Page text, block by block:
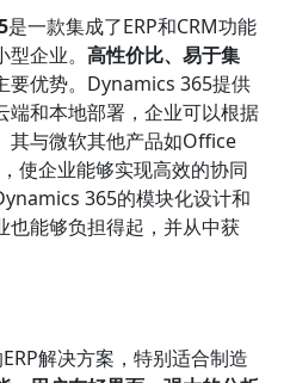
是一款集成了ERP和CRM功能
型企业。高性价比、易于集
要优势。Dynamics 365提供
端和本地部署，企业可以根据
其与微软其他产品如Office
使企业能够实现高效的协同
365的模块化设计和
也能够负担得起，并从中获
解决方案，特别适合制造